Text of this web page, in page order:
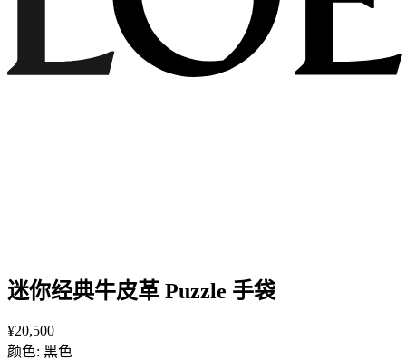
迷你经典牛皮革 Puzzle 手袋
¥20,500
颜色: 黑色